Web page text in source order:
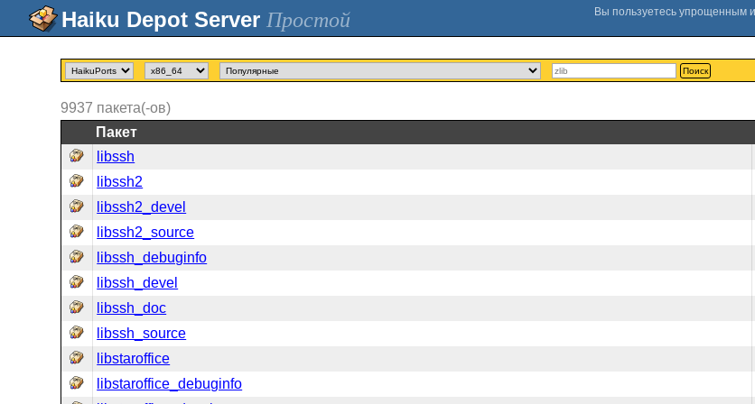
Простой
Поиск
9937 пакета(-ов)
Пакет
libssh
libssh2
libssh2_devel
libssh2_source
libssh_debuginfo
libssh_devel
libssh_doc
libssh_source
libstaroffice
libstaroffice_debuginfo